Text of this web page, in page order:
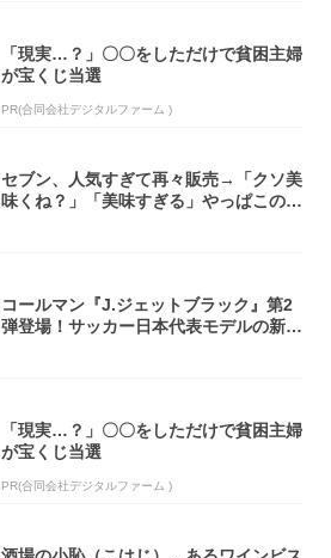
「現実…？」〇〇をしただけで貧困主婦
が宝くじ当選
PR(合同会社デジタルファーム )
セブン、人気すぎて再々販売→「クソ美
味くね？」「美味すぎる」やっぱこのク
コールマン『J.ジェットブラック』第2
弾登場！サッカー日本代表モデルの新作
「現実…？」〇〇をしただけで貧困主婦
が宝くじ当選
PR(合同会社デジタルファーム )